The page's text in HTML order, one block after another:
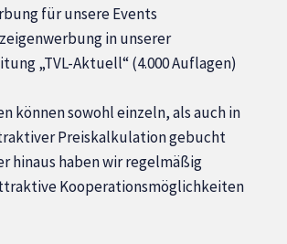
für unsere Events
in unserer
„TVL-Aktuell“ (4.000 Auflagen)
können sowohl einzeln, als auch in
Preiskalkulation gebucht
hinaus haben wir regelmäßig
Kooperationsmöglichkeiten